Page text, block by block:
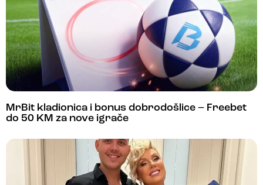
MrBit kladionica i bonus dobrodošlice – Freebet
do 50 KM za nove igrače